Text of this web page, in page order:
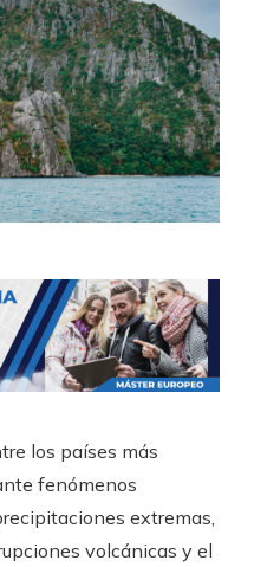
los países más
fenómenos
extremas,
volcánicas y el